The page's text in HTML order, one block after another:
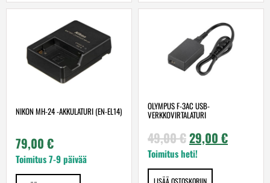
NIKON MH-24 -AKKULATURI (EN-EL14)
79,00 €
Toimitus 7-9 päivää
OLYMPUS F-3AC USB-
VERKKOVIRTALATURI
49,00€29,00 €
Toimitus heti!